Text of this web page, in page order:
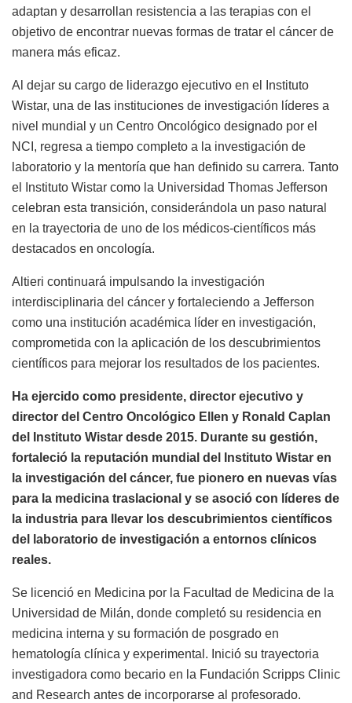
adaptan y desarrollan resistencia a las terapias con el
objetivo de encontrar nuevas formas de tratar el cáncer de
manera más eficaz.
Al dejar su cargo de liderazgo ejecutivo en el Instituto
Wistar, una de las instituciones de investigación líderes a
nivel mundial y un Centro Oncológico designado por el
NCI, regresa a tiempo completo a la investigación de
laboratorio y la mentoría que han definido su carrera. Tanto
el Instituto Wistar como la Universidad Thomas Jefferson
celebran esta transición, considerándola un paso natural
en la trayectoria de uno de los médicos-científicos más
destacados en oncología.
Altieri continuará impulsando la investigación
interdisciplinaria del cáncer y fortaleciendo a Jefferson
como una institución académica líder en investigación,
comprometida con la aplicación de los descubrimientos
científicos para mejorar los resultados de los pacientes.
Ha ejercido como presidente, director ejecutivo y
director del Centro Oncológico Ellen y Ronald Caplan
del Instituto Wistar desde 2015. Durante su gestión,
fortaleció la reputación mundial del Instituto Wistar en
la investigación del cáncer, fue pionero en nuevas vías
para la medicina traslacional y se asoció con líderes de
la industria para llevar los descubrimientos científicos
del laboratorio de investigación a entornos clínicos
reales.
Se licenció en Medicina por la Facultad de Medicina de la
Universidad de Milán, donde completó su residencia en
medicina interna y su formación de posgrado en
hematología clínica y experimental. Inició su trayectoria
investigadora como becario en la Fundación Scripps Clinic
and Research antes de incorporarse al profesorado.